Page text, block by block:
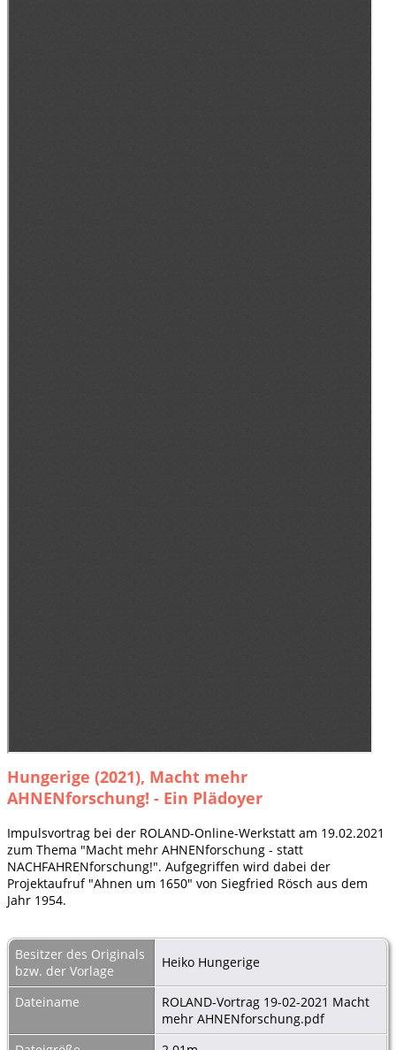
Hungerige (2021), Macht mehr
AHNENforschung! - Ein Plädoyer
Impulsvortrag bei der ROLAND-Online-Werkstatt am 19.02.2021
zum Thema "Macht mehr AHNENforschung - statt
NACHFAHRENforschung!". Aufgegriffen wird dabei der
Projektaufruf "Ahnen um 1650" von Siegfried Rösch aus dem
Jahr 1954.
Besitzer des Originals
bzw. der Vorlage
Heiko Hungerige
Dateiname
ROLAND-Vortrag 19-02-2021 Macht
mehr AHNENforschung.pdf